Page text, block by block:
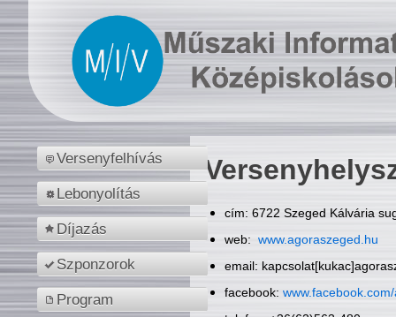
Versenyfelhívás
Lebonyolítás
Díjazás
Szponzorok
Program
cím: 6722 Szeged Kálvária
web: www.agoraszeged.hu
email:
facebook: